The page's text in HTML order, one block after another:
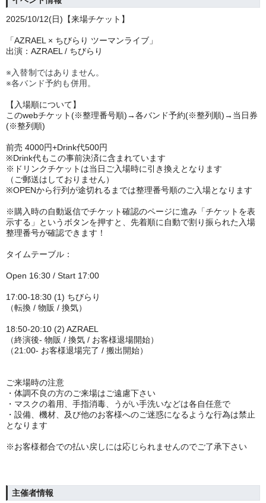
2025/10/12(日) 【来場チケット】
「AZRAEL × ちびらり ツーマンライブ」
出演：AZRAEL / ちびらり
※入替制ではありません。
※各バンド予約も併用。
【入場順について】
このwebチケット(※整理番号順)→各バンド予約(※整列順)→当日券
(※整列順)
前売 4000円+Drink代500円
※Drink代もこの事前決済に含まれています
※ドリンクチケットは当日ご入場時に引き換えとなります
（ご郵送はしておりません）
※OPENから行列が途切れるまでは整理番号順のご入場となります
※購入時の自動返信でチケット確認のページに進み「チケットを表
示する」というボタンを押すと、先着順に自動で割り振られた入場
整理番号が確認できます！
タイムテーブル：
Open 16:30 / Start 17:00
17:00-18:30 (1) ちびらり
（転換 / 物販 / 換気）
18:50-20:10 (2) AZRAEL
（終演後- 物販 / 換気 / お客様退場開始）
（21:00- お客様退場完了 / 搬出開始）
ご来場時の注意
・体調不良の方のご来場はご遠慮下さい
・マスクの着用、手指消毒、
うがい手洗いなどは各自任意で
・設備、機材、及び他のお客様へのご迷惑になるような行為は禁止
となります
※お客様都合での払い戻しには応じられませんのでご了承下さい
主催者情報